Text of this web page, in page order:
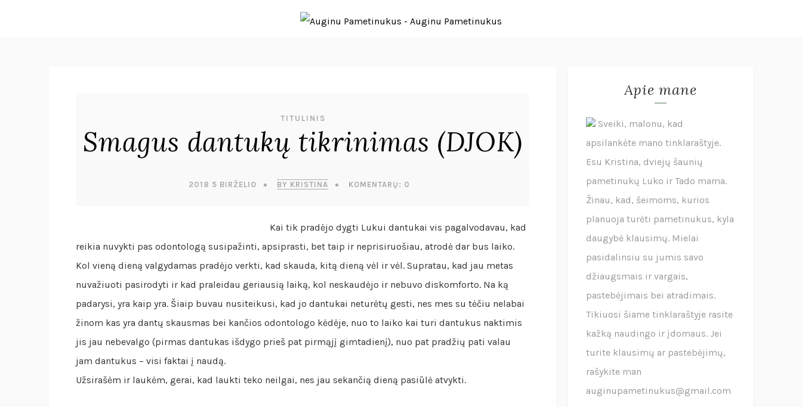
TITULINIS
Smagus dantukų tikrinimas (DJOK)
2018 5 BIRŽELIO BY KRISTINA KOMENTARŲ: 0
Kai tik pradėjo dygti Lukui dantukai vis pagalvodavau, kad
reikia nuvykti pas odontologą susipažinti, apsiprasti, bet taip ir neprisiruošiau, atrodė dar bus laiko.
Kol vieną dieną valgydamas pradėjo verkti, kad skauda, kitą dieną vėl ir vėl. Supratau, kad jau metas
nuvažiuoti pasirodyti ir kad praleidau geriausią laiką, kol neskaudėjo ir nebuvo diskomforto. Na ką
padarysi, yra kaip yra. Šiaip buvau nusiteikusi, kad jo dantukai neturėtų gesti, nes mes su tėčiu nelabai
žinom kas yra dantų skausmas bei kančios odontologo kėdėje, nuo to laiko kai turi dantukus naktimis
jis jau nebevalgo (pirmas dantukas išdygo prieš pat pirmąjį gimtadienį), nuo pat pradžių pati valau
jam dantukus – visi faktai į naudą.
Užsirašėm ir laukėm, gerai, kad laukti teko neilgai, nes jau sekančią dieną pasiūlė atvykti.
Apie mane
Sveiki, malonu, kad
apsilankėte mano tinklaraštyje.
Esu Kristina, dviejų šaunių
pametinukų Luko ir Tado mama.
Žinau, kad, šeimoms, kurios
planuoja turėti pametinukus, kyla
daugybė klausimų. Mielai
pasidalinsiu su jumis savo
džiaugsmais ir vargais,
pastebėjimais bei atradimais.
Tikiuosi šiame tinklaraštyje rasite
kažką naudingo ir įdomaus. Jei
turite klausimų ar pastebėjimų,
rašykite man
auginupametinukus@gmail.com